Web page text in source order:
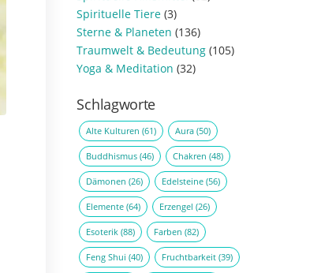
Spirituelle Tiere (3)
Sterne & Planeten (136)
Traumwelt & Bedeutung (105)
Yoga & Meditation (32)
Schlagworte
Alte Kulturen (61) Aura (50)
Buddhismus (46) Chakren (48)
Dämonen (26) Edelsteine (56)
Elemente (64) Erzengel (26)
Esoterik (88) Farben (82)
Feng Shui (40) Fruchtbarkeit (39)